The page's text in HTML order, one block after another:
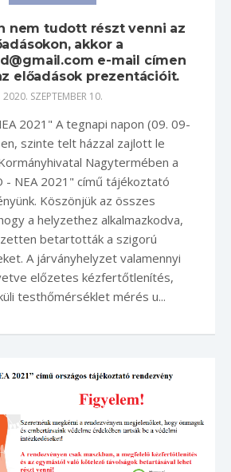
nem tudott részt venni az
akkor a
e-mail címen
előadások prezentációit.
2020. SZEPTEMBER 10.
2021" A tegnapi napon (09. 09-
szinte telt házzal zajlott le
Nagytermében a
- NEA 2021" című tájékoztató
Köszönjük az összes
a helyzethez alkalmazkodva,
betartották a szigorú
A járványhelyzet valamennyi
előzetes kézfertőtlenítés,
testhőmérséklet mérés u...